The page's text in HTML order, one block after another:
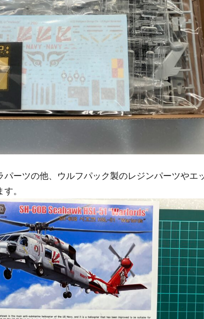
ーツの他、ウルフパック製のレジンパーツやエ
。